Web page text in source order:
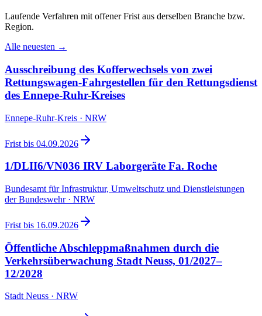
Laufende Verfahren mit offener Frist aus derselben Branche bzw.
Region.
Alle neuesten →
Ausschreibung des Kofferwechsels von zwei
Rettungswagen-Fahrgestellen für den Rettungsdienst
des Ennepe-Ruhr-Kreises
Ennepe-Ruhr-Kreis · NRW
Frist bis 04.09.2026
1/DLII6/VN036 IRV Laborgeräte Fa. Roche
Bundesamt für Infrastruktur, Umweltschutz und Dienstleistungen
der Bundeswehr · NRW
Frist bis 16.09.2026
Öffentliche Abschleppmaßnahmen durch die
Verkehrsüberwachung Stadt Neuss, 01/2027–
12/2028
Stadt Neuss · NRW